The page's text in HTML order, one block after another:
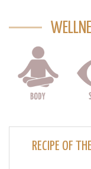
RECIPE OF